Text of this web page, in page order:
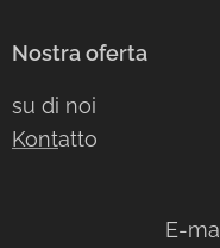
Nostra oferta
su di noi
Kontatto
E-